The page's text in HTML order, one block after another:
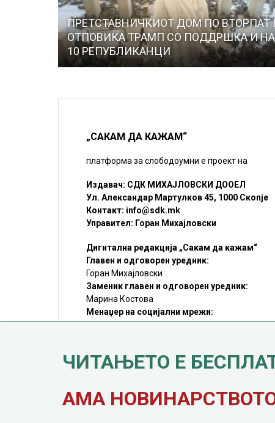
ПРЕТСТАВНИЧКИОТ ДОМ ПО ВТОРПАТ
ОТПОВИКА ТРАМП СО ПОДДРШКА И НА
10 РЕПУБЛИКАНЦИ
„САКАМ ДА КАЖАМ“
платформа за слободоумни е проект на
Издавач: СДК МИХАЈЛОВСКИ ДООЕЛ
Ул. Александар Мартулков 45, 1000 Скопје
Контакт: info@sdk.mk
Управител: Горан Михајловски
Дигитална редакција „Сакам да кажам“
Главен и одговорен уредник:
Горан Михајловски
Заменик главен и одговорен уредник:
Марина Костова
Менаџер на социјални мрежи:
Мирослав Илиоски
©SDK.MK Крадењето авторски текстови е казниво со закон.
Преземањето на авторски содржини (текстови) од оваа
ЧИТАЊЕТО Е
АМА